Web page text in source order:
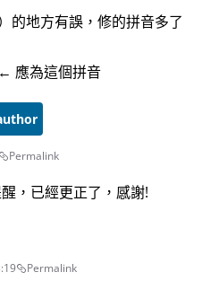
的地方有誤，修的拼音多了
應為這個拼音
Permalink
，已經更正了，感謝!
Permalink